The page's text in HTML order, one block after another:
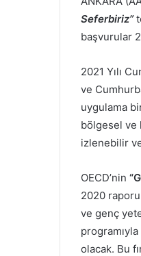
Seferbiriz”
başvurular
2021 Yılı
ve
uygulama
bölgesel ve
izlenebilir
OECD’nin
2020
ve genç
olacak. Bu